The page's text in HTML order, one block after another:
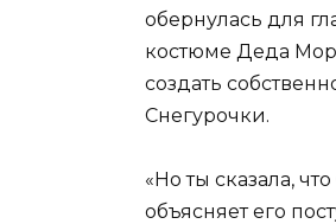
обернулась для
костюме Деда
создать
Снегурочки.
«Но ты сказала,
объясняет его